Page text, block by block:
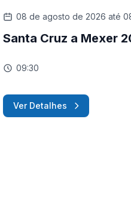
08 de agosto de 2026 até
Santa Cruz a Mexer
09:30
Ver Detalhes